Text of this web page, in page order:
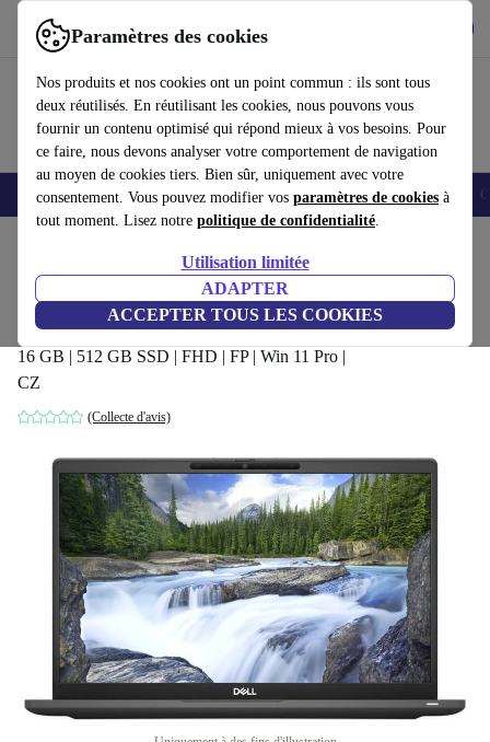
Paramètres des cookies
Nos produits et nos cookies ont un point commun : ils sont tous
deux réutilisés. En réutilisant les cookies, nous pouvons vous
fournir un contenu optimisé qui répond mieux à vos besoins. Pour
ce faire, nous devons analyser votre comportement de navigation
au moyen de cookies tiers. Bien sûr, uniquement avec votre
consentement. Vous pouvez modifier vos paramètres de cookies à
tout moment. Lisez notre politique de confidentialité.
Utilisation limitée
ADAPTER
ACCEPTER TOUS LES COOKIES
Utilisez refurbed rapidement et facilement
Smartphones Laptops Tablettes Montres connectées Accessoires
Dell Inspiron 7320 | i7-1165G7 |
13.3-pouces
16 GB | 512 GB SSD | FHD | FP | Win 11 Pro |
CZ
(Collecte d'avis)
493,82 €